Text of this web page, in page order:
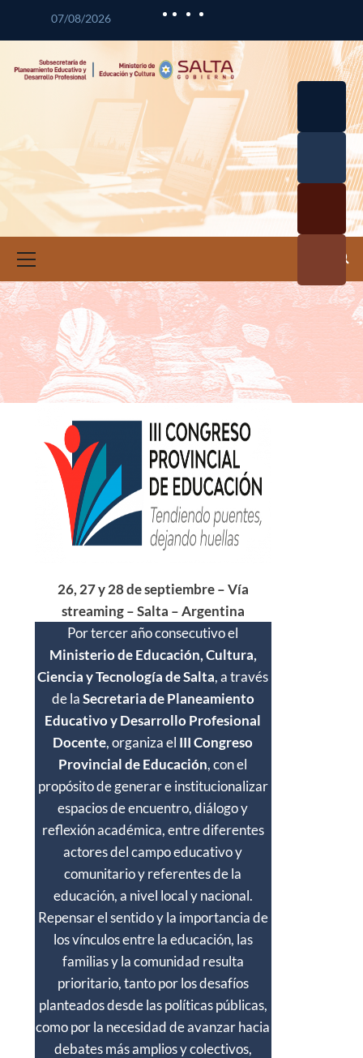
07/08/2026
26, 27 y 28 de septiembre – Vía
streaming – Salta – Argentina
Por tercer año consecutivo el
Ministerio de Educación, Cultura,
Ciencia y Tecnología de Salta, a través
de laSecretaria de Planeamiento
Educativo y Desarrollo Profesional
Docente, organiza el III Congreso
Provincial de Educación, con el
propósito de generar e institucionalizar
espacios de encuentro, diálogo y
reflexión académica, entre diferentes
actores del campo educativo y
comunitario y referentes de la
educación, a nivel local y nacional.
Repensar el sentido y la importancia de
los vínculos entre la educación, las
familias y la comunidad resulta
prioritario, tanto por los desafíos
planteados desde las políticas públicas,
como por la necesidad de avanzar hacia
debates más amplios y colectivos,
Curricul
Profesio
a
Investig
ación